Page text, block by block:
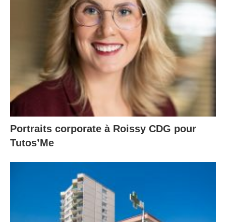
Portraits corporate à Roissy CDG pour
Tutos’Me